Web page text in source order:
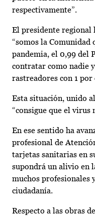
respectivamente”.
El presidente regional
“somos la Comunidad
pandemia, el 0,99 del
contratar como nadie
rastreadores con 1
Esta situación, unido
“consigue que el virus
En ese sentido ha
profesional de
tarjetas sanitarias en
supondrá un alivio en
muchos profesionales
ciudadanía.
Respecto a las obras